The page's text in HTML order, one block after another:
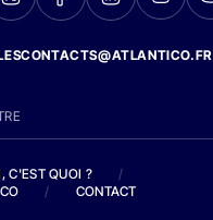
C'EST QUOI ?
/
/ CONTACT